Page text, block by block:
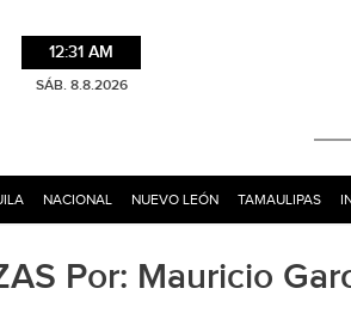
12:31 AM
SÁB. 8.8.2026
NACIONAL NUEVO LEÓN TAMAULIPAS
Por: Mauricio